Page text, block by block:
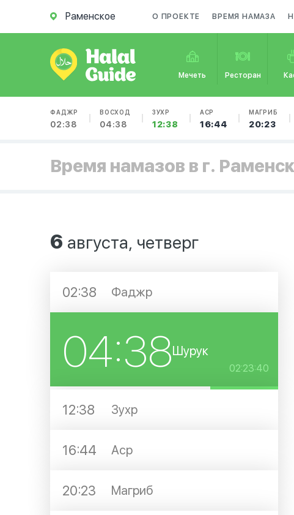
Раменское О ПРОЕКТЕ ВРЕМЯ НАМАЗА
Мечеть Ресторан
ФАДЖР
02:38
ВОСХОД
04:38
ЗУХР
12:38
АСР
16:44
МАГРИБ
20:23
Время намазов в г.
6 августа, четверг
02:38 Фаджр
04:38Шурук
02:23:40
12:38 Зухр
16:44 Аср
20:23 Магриб